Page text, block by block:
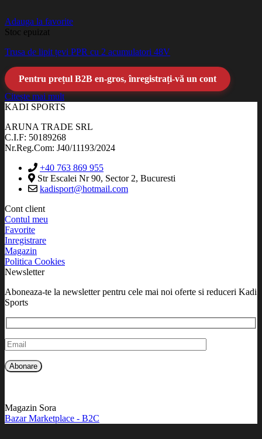
Adauga la favorite
Stoc epuizat
Trusa de lipit țevi PPR cu 2 acumulatori 48V
Pentru prețul B2B en-gros, înregistrați-vă un cont
Citește mai mult
KADI SPORTS
ARUNA TRADE SRL
C.I.F: 50189268
Nr.Reg.Com: J40/11193/2024
+40 763 869 955
Str Escalei Nr 90, Sector 2, Bucuresti
kadisport@hotmail.com
Cont client
Contul meu
Favorite
Inregistrare
Magazin
Politica Cookies
Newsletter
Aboneaza-te la newsletter pentru cele mai noi oferte si reduceri Kadi
Sports
Magazin Sora
Bazar Marketplace - B2C